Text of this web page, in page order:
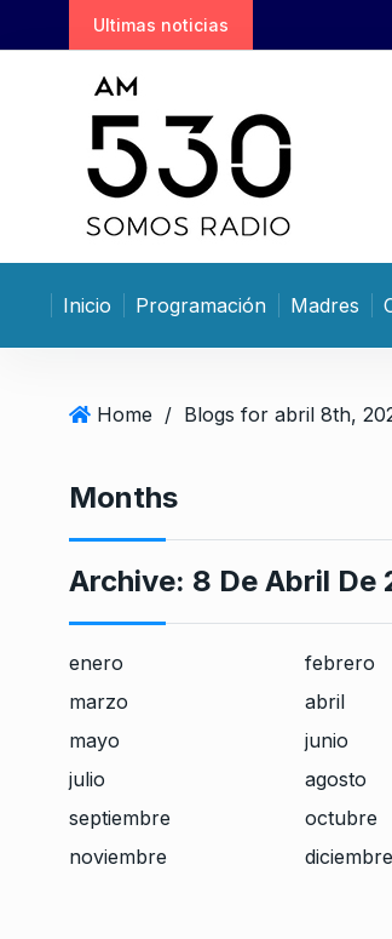
k
n
Ultimas noticias «Es un
Inicio Programación Madres
Home / Blogs for abril 8th,
Months
Archive: 8 De Abril De
enero
febrero
marzo
abril
mayo
junio
julio
agosto
septiembre
octubre
noviembre
diciembre